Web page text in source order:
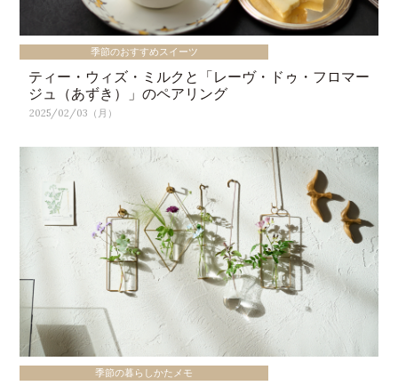
季節のおすすめスイーツ
ティー・ウィズ・ミルクと「レーヴ・ドゥ・フロマー
ジュ（あずき）」のペアリング
2025/02/03（月）
季節の暮らしかたメモ